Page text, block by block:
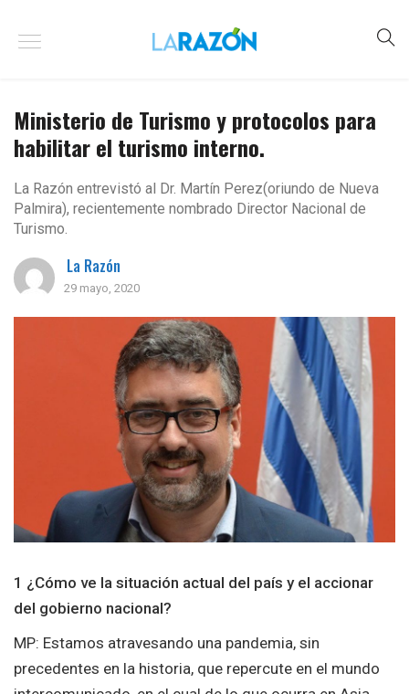
Ministerio de Turismo y protocolos para
habilitar el turismo interno.
La Razón entrevistó al Dr. Martín Perez(oriundo de Nueva
Palmira), recientemente nombrado Director Nacional de
Turismo.
La Razón
29 mayo, 2020
1 ¿Cómo ve la situación actual del país y el accionar
del gobierno nacional?
MP: Estamos atravesando una pandemia, sin
precedentes en la historia, que repercute en el mundo